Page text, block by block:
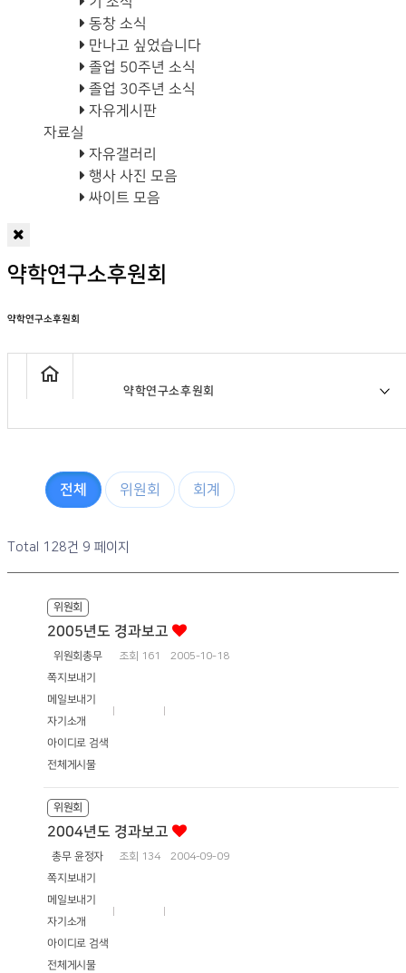
동창 소식
만나고 싶었습니다
졸업 50주년 소식
졸업 30주년 소식
자유게시판
자료실
자유갤러리
행사 사진 모음
싸이트 모음
약학연구소후원회
약학연구소후원회
약학연구소후원회
전체 위원회 회계
Total 128건 9 페이지
위원회
2005년도 경과보고
위원회총무
쪽지보내기
메일보내기
자기소개
아이디로 검색
전체게시물
조회 161 2005-10-18
위원회
2004년도 경과보고
총무 윤정자
쪽지보내기
메일보내기
자기소개
아이디로 검색
전체게시물
조회 134 2004-09-09